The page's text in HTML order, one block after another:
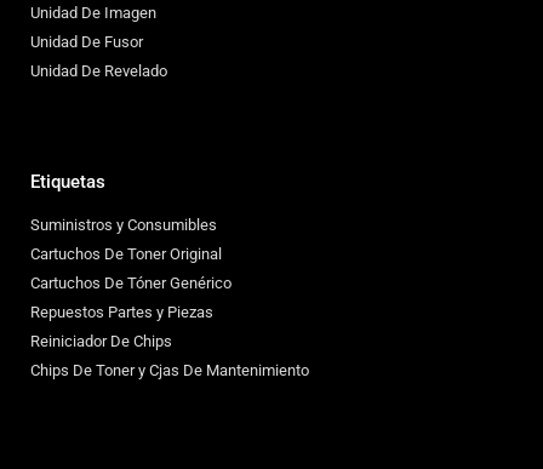
Unidad De Imagen
Unidad De Fusor
Unidad De Revelado
Etiquetas
Suministros y Consumibles
Cartuchos De Toner Original
Cartuchos De Tóner Genérico
Repuestos Partes y Piezas
Reiniciador De Chips
Chips De Toner y Cjas De Mantenimiento